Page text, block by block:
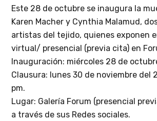
Este 28 de octubre se inaugura la
Karen Macher y Cynthia Malamud,
artistas del tejido, quienes exponen
virtual/ presencial (previa cita) en
Inauguración: miércoles 28 de
Clausura: lunes 30 de noviembre del
pm.
Lugar: Galería Forum (presencial
a través de sus Redes sociales.